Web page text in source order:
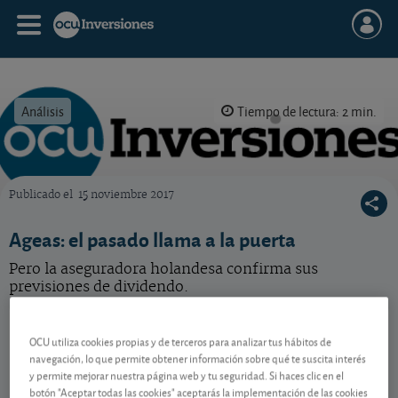
Análisis Tiempo de lectura: 2 min.
Publicado el 15 noviembre 2017
Ageas: el pasado llama a la puerta
Pero la aseguradora holandesa confirma sus
previsiones de dividendo.
BE0974264930
07/08/2026 Bruselas
0,25 EUR (0,34 %)
OCU utiliza cookies propias y de terceros para analizar tus hábitos de
navegación, lo que permite obtener información sobre qué te suscita interés
y permite mejorar nuestra página web y tu seguridad. Si haces clic en el
botón "Aceptar todas las cookies" aceptarás la implementación de las cookies